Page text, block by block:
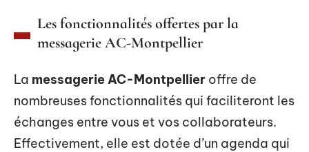
Les fonctionnalités offertes par la
messagerie AC-Montpellier
La messagerie AC-Montpellier offre de
nombreuses fonctionnalités qui faciliteront les
échanges entre vous et vos collaborateurs.
Effectivement, elle est dotée d’un agenda qui